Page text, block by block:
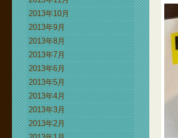
2013年10月
2013年9月
2013年8月
2013年7月
2013年6月
2013年5月
2013年4月
2013年3月
2013年2月